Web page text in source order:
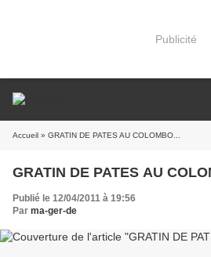
Publicité
Accueil » GRATIN DE PATES AU COLOMBO...
GRATIN DE PATES AU
Publié le 12/04/2011 à 19:56
Par ma-ger-de